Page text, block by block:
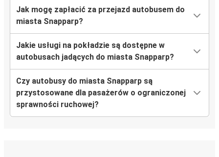
Jak mogę zapłacić za przejazd autobusem do
miasta Snapparp?
Jakie usługi na pokładzie są dostępne w
autobusach jadących do miasta Snapparp?
Czy autobusy do miasta Snapparp są
przystosowane dla pasażerów o ograniczonej
sprawności ruchowej?